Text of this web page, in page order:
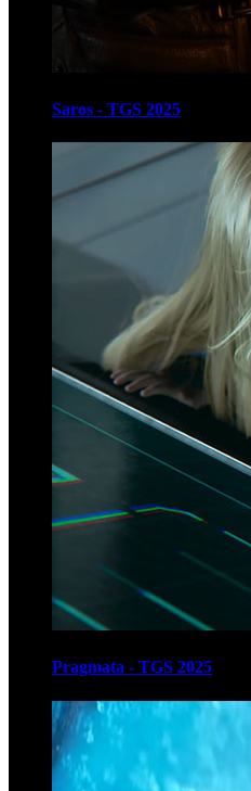
Saros - TGS 2025
Pragmata - TGS 2025